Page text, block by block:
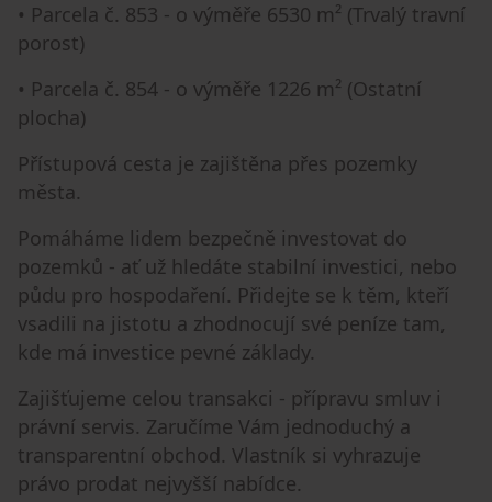
• Parcela č. 853 - o výměře 6530 m² (Trvalý travní
porost)
• Parcela č. 854 - o výměře 1226 m² (Ostatní
plocha)
Přístupová cesta je zajištěna přes pozemky
města.
Pomáháme lidem bezpečně investovat do
pozemků - ať už hledáte stabilní investici, nebo
půdu pro hospodaření. Přidejte se k těm, kteří
vsadili na jistotu a zhodnocují své peníze tam,
kde má investice pevné základy.
Zajišťujeme celou transakci - přípravu smluv i
právní servis. Zaručíme Vám jednoduchý a
transparentní obchod. Vlastník si vyhrazuje
právo prodat nejvyšší nabídce.